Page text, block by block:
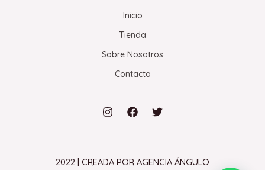
Inicio
Tienda
Sobre Nosotros
Contacto
2022 | CREADA POR AGENCIA ÁNGULO